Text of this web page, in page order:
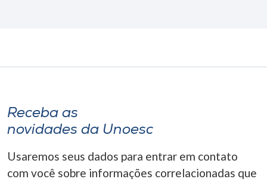
Receba as
novidades da Unoesc
Usaremos seus dados para entrar em contato
com você sobre informações correlacionadas que